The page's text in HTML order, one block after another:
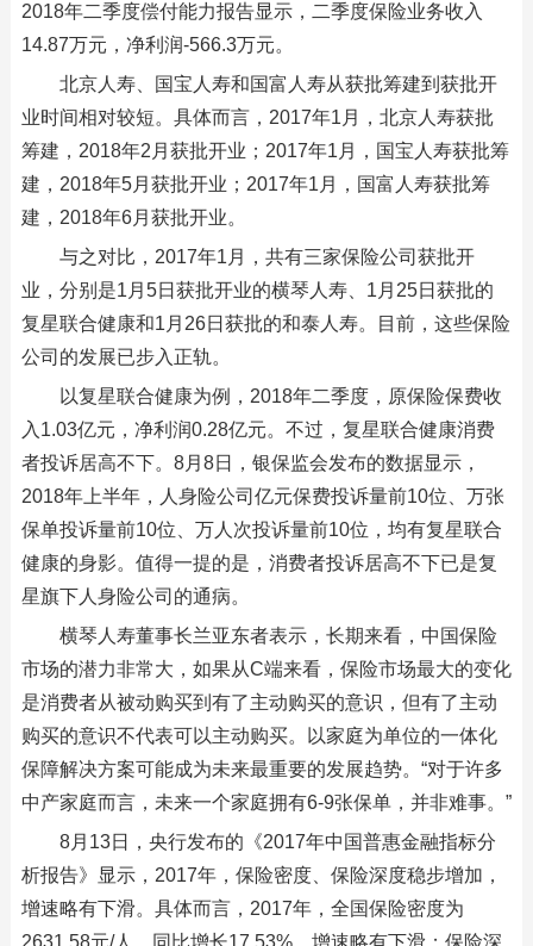
2018年二季度偿付能力报告显示，二季度保险业务收入
14.87万元，净利润-566.3万元。
北京人寿、国宝人寿和国富人寿从获批筹建到获批开
业时间相对较短。具体而言，2017年1月，北京人寿获批
筹建，2018年2月获批开业；2017年1月，国宝人寿获批筹
建，2018年5月获批开业；2017年1月，国富人寿获批筹
建，2018年6月获批开业。
与之对比，2017年1月，共有三家保险公司获批开
业，分别是1月5日获批开业的横琴人寿、1月25日获批的
复星联合健康和1月26日获批的和泰人寿。目前，这些保险
公司的发展已步入正轨。
以复星联合健康为例，2018年二季度，原保险保费收
入1.03亿元，净利润0.28亿元。不过，复星联合健康消费
者投诉居高不下。8月8日，银保监会发布的数据显示，
2018年上半年，人身险公司亿元保费投诉量前10位、万张
保单投诉量前10位、万人次投诉量前10位，均有复星联合
健康的身影。值得一提的是，消费者投诉居高不下已是复
星旗下人身险公司的通病。
横琴人寿董事长兰亚东者表示，长期来看，中国保险
市场的潜力非常大，如果从C端来看，保险市场最大的变化
是消费者从被动购买到有了主动购买的意识，但有了主动
购买的意识不代表可以主动购买。以家庭为单位的一体化
保障解决方案可能成为未来最重要的发展趋势。“对于许多
中产家庭而言，未来一个家庭拥有6-9张保单，并非难事。”
8月13日，央行发布的《2017年中国普惠金融指标分
析报告》显示，2017年，保险密度、保险深度稳步增加，
增速略有下滑。具体而言，2017年，全国保险密度为
2631.58元/人，同比增长17.53%，增速略有下滑；保险深